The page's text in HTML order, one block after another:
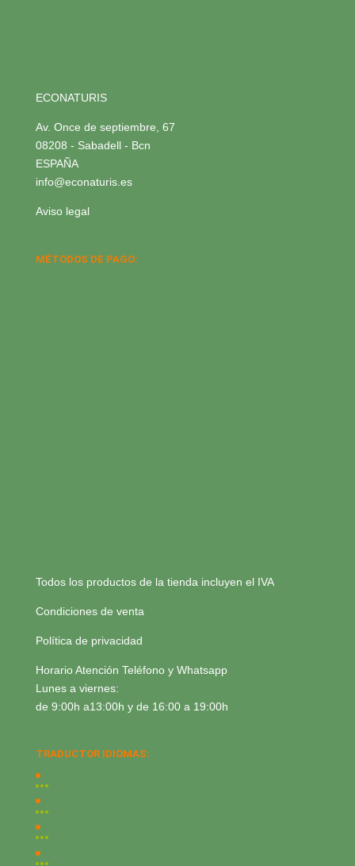
ECONATURIS
Av. Once de septiembre, 67
08208 - Sabadell - Bcn
ESPAÑA
info@econaturis.es
Aviso legal
MÉTODOS DE PAGO:
Todos los productos de la tienda incluyen el IVA
Condiciones de venta
Política de privacidad
Horario Atención Teléfono y Whatsapp
Lunes a viernes:
de 9:00h a13:00h y de 16:00 a 19:00h
TRADUCTOR IDIOMAS: